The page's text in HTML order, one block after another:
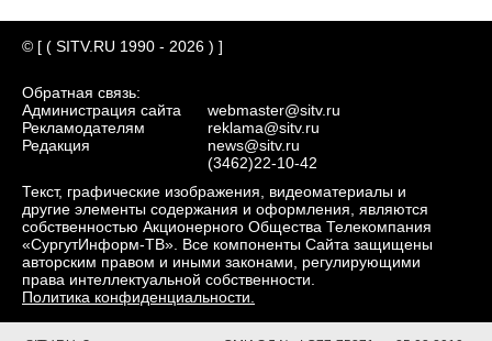
© [ ( SITV.RU 1990 - 2026 ) ]
Обратная связь:
Администрация сайта
Рекламодателям
Редакция
webmaster@sitv.ru
reklama@sitv.ru
news@sitv.ru
(3462)22-10-42
Текст, графические изображения, видеоматериалы и
другие элементы содержания и оформления, являются
собственностью Акционерного Общества Телекомпания
«СургутИнформ-ТВ». Все компоненты Сайта защищены
авторским правом и иными законами, регулирующими
права интеллектуальной собственности.
Политика конфиденциальности.